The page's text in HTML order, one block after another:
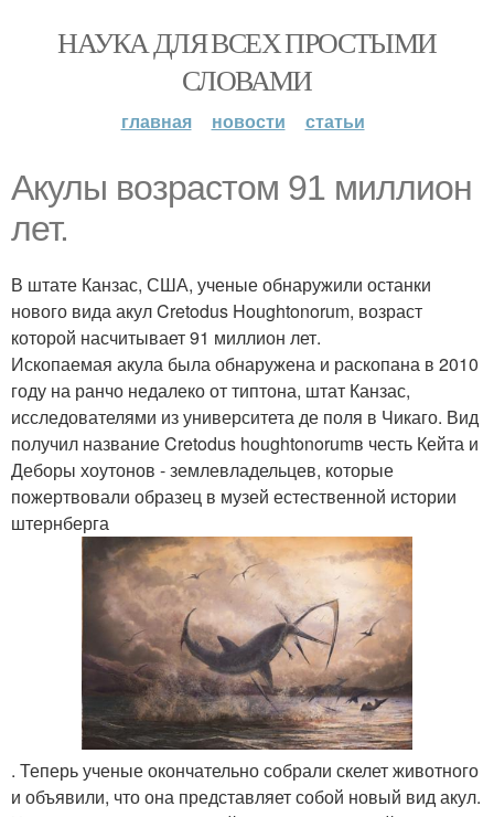
НАУКА ДЛЯ ВСЕХ ПРОСТЫМИ
СЛОВАМИ
главная новости статьи
Акулы возрастом 91 миллион
лет.
В штате Канзас, США, ученые обнаружили останки
нового вида акул Cretodus Houghtonorum, возраст
которой насчитывает 91 миллион лет.
Ископаемая акула была обнаружена и раскопана в 2010
году на ранчо недалеко от типтона, штат Канзас,
исследователями из университета де поля в Чикаго. Вид
получил название Cretodus houghtonorumв честь Кейта и
Деборы хоутонов - землевладельцев, которые
пожертвовали образец в музей естественной истории
штернберга
. Теперь ученые окончательно собрали скелет животного
и объявили, что она представляет собой новый вид акул.